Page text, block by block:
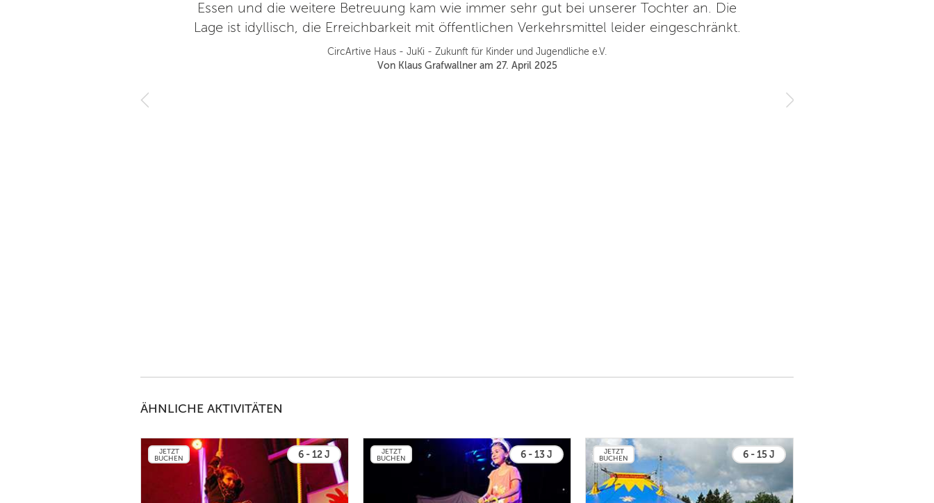
Essen und die weitere Betreuung kam wie immer sehr gut bei unserer Tochter an. Die
Lage ist idyllisch, die Erreichbarkeit mit öffentlichen Verkehrsmittel leider eingeschränkt.
CircArtive Haus - JuKi - Zukunft für Kinder und Jugendliche e.V.
Von Klaus Grafwallner am 27. April 2025
ÄHNLICHE AKTIVITÄTEN
JETZT
BUCHEN
6 - 12 J
JETZT
BUCHEN
6 - 13 J
JETZT
BUCHEN
6 - 15 J